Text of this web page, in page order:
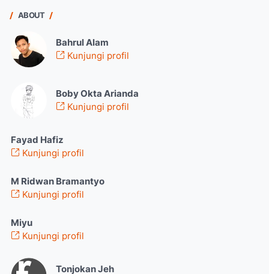
ABOUT
Bahrul Alam
Kunjungi profil
Boby Okta Arianda
Kunjungi profil
Fayad Hafiz
Kunjungi profil
M Ridwan Bramantyo
Kunjungi profil
Miyu
Kunjungi profil
Tonjokan Jeh